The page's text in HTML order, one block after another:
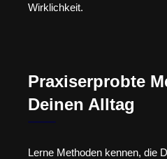
Wirklichkeit.
Praxiserprobte
Deinen Alltag
Lerne Methoden kennen, die